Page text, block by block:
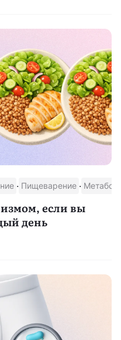
· Пищеварение ·
если вы
день